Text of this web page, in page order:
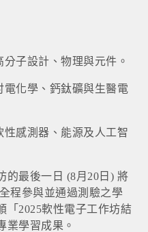
子設計、物理與元件。
電化學、鈣鈦礦與生醫電
性感測器、能源及人工智
的最後一日 (8月20日) 將
程參與並通過測驗之學
「2025軟性電子工作坊結
業學習成果。